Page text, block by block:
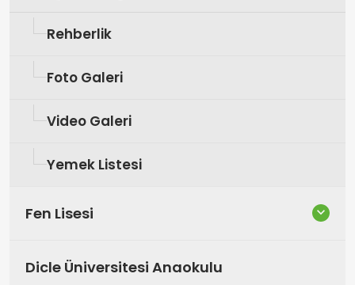
Rehberlik
Foto Galeri
Video Galeri
Yemek Listesi
Fen Lisesi
Dicle Üniversitesi Anaokulu